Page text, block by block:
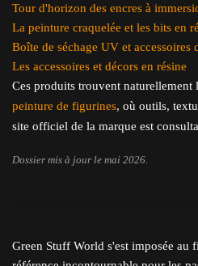
Tour d'horizon des encres à
La peinture craquelée et les bits en
Boîte de séchage UV et accessoires
Les accessoires et décors en résine
Ces produits trouvent naturellement
peinture de figurines, où outils,
site officiel de la marque est
Dossier mis à jour le mai 2026.
Green Stuff World s'est imposée au